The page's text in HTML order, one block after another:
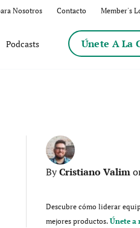
Nosotros Contacto Member's
Podcasts Únete A La
ByCristiano Valim
Descubre cómo liderar
mejores productos.Únete a